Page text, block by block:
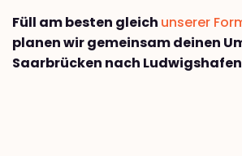
Füll am besten gleich unserer
planen wir gemeinsam deinen
Saarbrücken nach